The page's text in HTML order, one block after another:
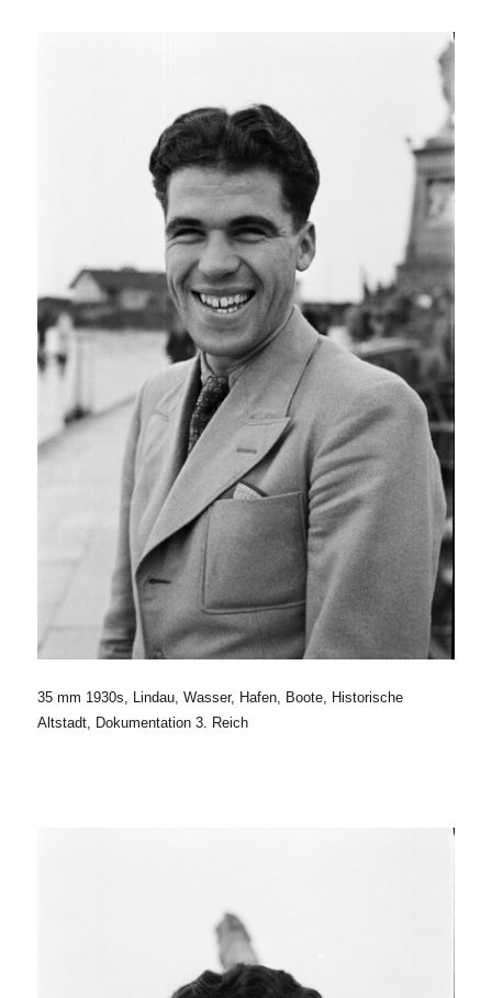
35 mm 1930s, Lindau, Wasser, Hafen, Boote, Historische
Altstadt, Dokumentation 3. Reich